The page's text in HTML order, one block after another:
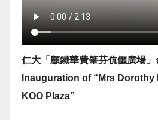
仁大「顧鐵華費肇芬伉儷廣場」
Inauguration of “Mrs Dorothy
KOO Plaza”